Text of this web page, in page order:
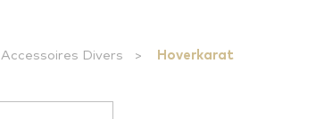
Accessoires Divers > Hoverkarat